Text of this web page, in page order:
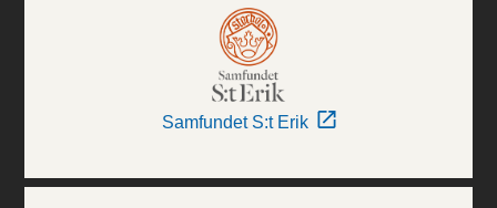
Samfundet S:t Erik